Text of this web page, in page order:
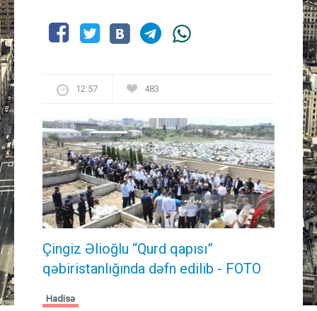
12:57 483
Çingiz Əlioğlu “Qurd qapısı”
qəbiristanlığında dəfn edilib - FOTO
Hadisə